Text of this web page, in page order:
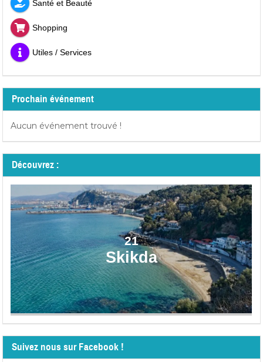
Santé et Beauté
Shopping
Utiles / Services
Prochain événement
Aucun événement trouvé !
Découvrez :
21
Skikda
Suivez nous sur Facebook !